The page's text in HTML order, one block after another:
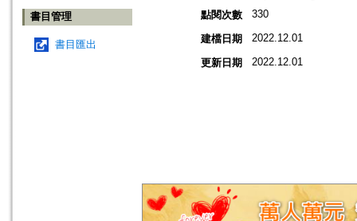
書目管理
書目匯出
點閱次數
330
建檔日期 2022.12.01
更新日期 2022.12.01